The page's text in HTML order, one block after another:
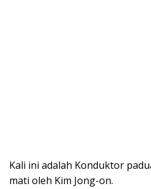
Kali ini adalah Konduktor
mati oleh Kim Jong-on.